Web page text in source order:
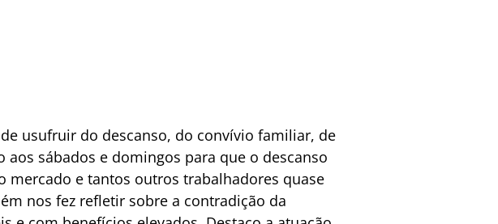
usufruir do descanso, do convívio familiar, de
sábados e domingos para que o descanso
mercado e tantos outros trabalhadores quase
nos fez refletir sobre a contradição da